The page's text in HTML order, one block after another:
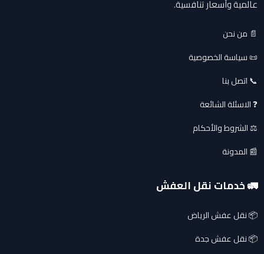
عالمية وأسعار تنافسية.
📄 من نحن
📜 سياسة الخصوصية
📞 اتصل بنا
❓ الاسئلة الشائعة
⚖️ الشروط والأحكام
📰 المدونة
🚛 خدمات نقل العفش
📦 نقل عفش الرياض
📦 نقل عفش جدة